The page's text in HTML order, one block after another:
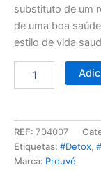
substituto de um
de uma boa
estilo de vida
REF: 704007
Etiquetas: #Detox,
Marca: Prouvé